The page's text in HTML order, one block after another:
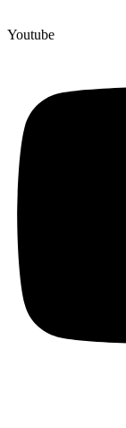
Youtube